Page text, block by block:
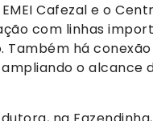
Cafezal e o
com linhas
Também há
o alcance